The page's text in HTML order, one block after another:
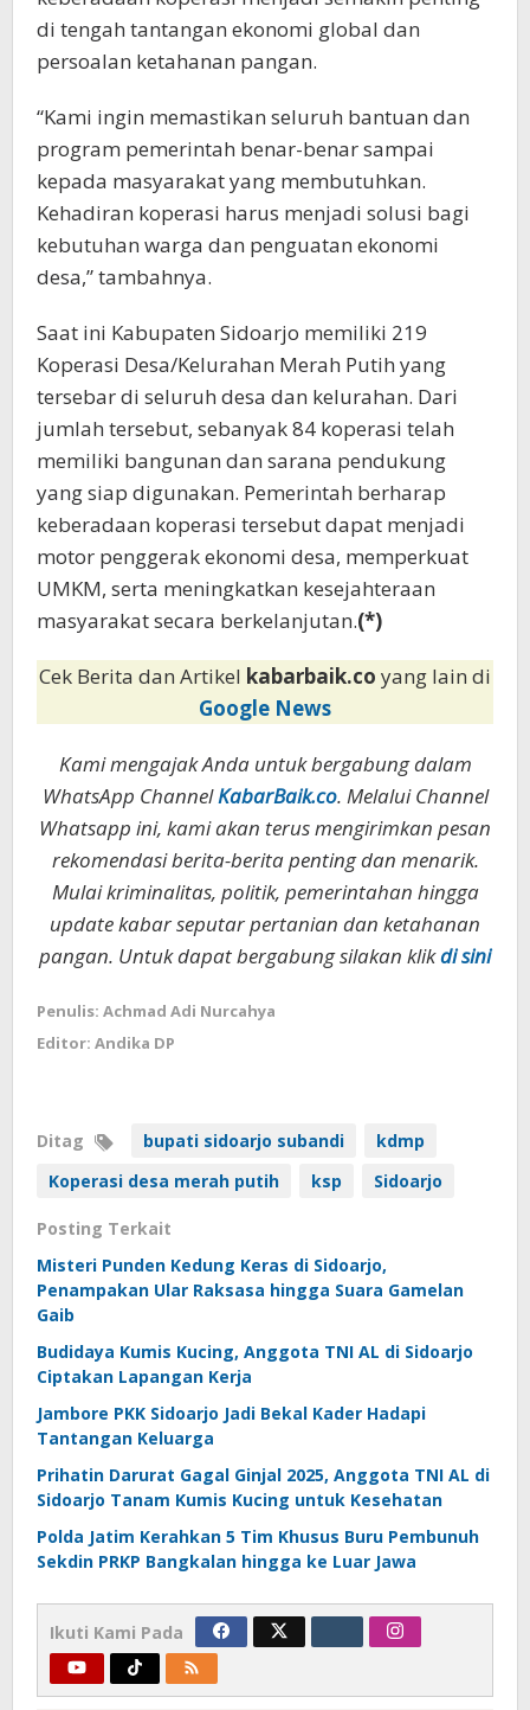
di tengah tantangan ekonomi global dan
persoalan ketahanan pangan.
“Kami ingin memastikan seluruh bantuan dan
program pemerintah benar-benar sampai
kepada masyarakat yang membutuhkan.
Kehadiran koperasi harus menjadi solusi bagi
kebutuhan warga dan penguatan ekonomi
desa,” tambahnya.
Saat ini Kabupaten Sidoarjo memiliki 219
Koperasi Desa/Kelurahan Merah Putih yang
tersebar di seluruh desa dan kelurahan. Dari
jumlah tersebut, sebanyak 84 koperasi telah
memiliki bangunan dan sarana pendukung
yang siap digunakan. Pemerintah berharap
keberadaan koperasi tersebut dapat menjadi
motor penggerak ekonomi desa, memperkuat
UMKM, serta meningkatkan kesejahteraan
masyarakat secara berkelanjutan.(*)
Cek Berita dan Artikel kabarbaik.co yang lain di
Google News
Kami mengajak Anda untuk bergabung dalam
WhatsApp ChannelKabarBaik.co. Melalui Channel
Whatsapp ini, kami akan terus mengirimkan pesan
rekomendasi berita-berita penting dan menarik.
Mulai kriminalitas, politik, pemerintahan hingga
update kabar seputar pertanian dan ketahanan
pangan. Untuk dapat bergabung silakan klikdi sini
Penulis: Achmad Adi Nurcahya
Editor: Andika DP
Ditag bupati sidoarjo subandi
kdmp
Koperasi desa merah putih
ksp Sidoarjo
Posting Terkait
Misteri Punden Kedung Keras di Sidoarjo,
Penampakan Ular Raksasa hingga Suara Gamelan
Gaib
Budidaya Kumis Kucing, Anggota TNI AL di Sidoarjo
Ciptakan Lapangan Kerja
Jambore PKK Sidoarjo Jadi Bekal Kader Hadapi
Tantangan Keluarga
Prihatin Darurat Gagal Ginjal 2025, Anggota TNI AL di
Sidoarjo Tanam Kumis Kucing untuk Kesehatan
Polda Jatim Kerahkan 5 Tim Khusus Buru Pembunuh
Sekdin PRKP Bangkalan hingga ke Luar Jawa
Ikuti Kami Pada